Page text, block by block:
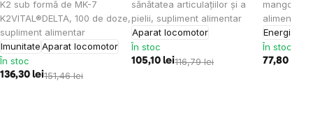
K2 sub formă de MK-7
K2VITAL®DELTA, 100 de doze,
supliment alimentar
ImunitateAparat locomotor
În stoc
136,30 lei151,46 lei
sănătatea articulațiilor și a
pielii, supliment alimentar
Aparat locomotor
În stoc
105,10 lei116,79 lei
mango, 30
alimentar
Energie
În stoc
77,80 lei